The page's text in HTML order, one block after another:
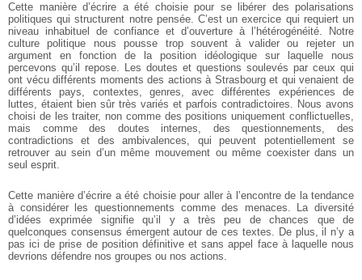
Cette manière d’écrire a été choisie pour se libérer des polarisations
politiques qui structurent notre pensée. C’est un exercice qui requiert un
niveau inhabituel de confiance et d’ouverture à l’hétérogénéité. Notre
culture politique nous pousse trop souvent à valider ou rejeter un
argument en fonction de la position idéologique sur laquelle nous
percevons qu’il repose. Les doutes et questions soulevés par ceux qui
ont vécu différents moments des actions à Strasbourg et qui venaient de
différents pays, contextes, genres, avec différentes expériences de
luttes, étaient bien sûr très variés et parfois contradictoires. Nous avons
choisi de les traiter, non comme des positions uniquement conflictuelles,
mais comme des doutes internes, des questionnements, des
contradictions et des ambivalences, qui peuvent potentiellement se
retrouver au sein d’un même mouvement ou même coexister dans un
seul esprit.
Cette manière d’écrire a été choisie pour aller à l’encontre de la tendance
à considérer les questionnements comme des menaces. La diversité
d’idées exprimée signifie qu’il y a très peu de chances que de
quelconques consensus émergent autour de ces textes. De plus, il n’y a
pas ici de prise de position définitive et sans appel face à laquelle nous
devrions défendre nos groupes ou nos actions.